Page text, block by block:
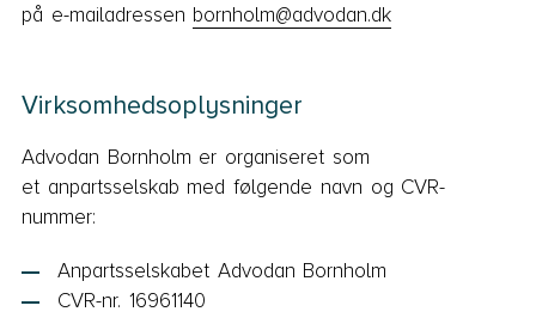
på e-mailadressen bornholm@advodan.dk
Virksomhedsoplysninger
Advodan Bornholm er organiseret som
et anpartsselskab med følgende navn og CVR-
nummer:
Anpartsselskabet Advodan Bornholm
CVR-nr. 16961140